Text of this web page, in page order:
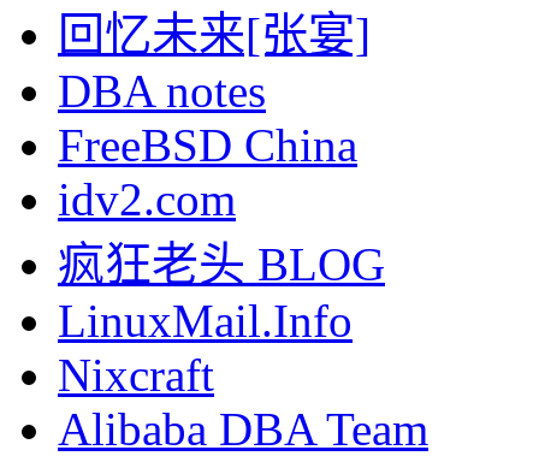
回忆未来[张宴]
DBA notes
FreeBSD China
idv2.com
疯狂老头 BLOG
LinuxMail.Info
Nixcraft
Alibaba DBA Team